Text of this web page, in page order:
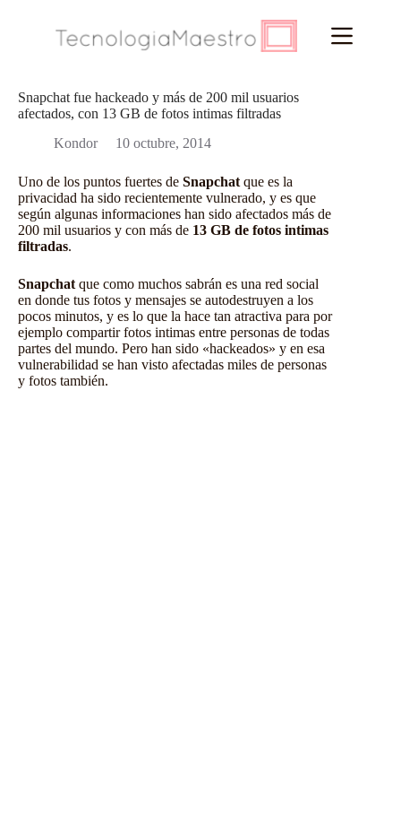
Snapchat fue hackeado y más de 200 mil usuarios
afectados, con 13 GB de fotos intimas filtradas
Kondor
10 octubre, 2014
Uno de los puntos fuertes de Snapchat que es la
privacidad ha sido recientemente vulnerado, y es que
según algunas informaciones han sido afectados más de
200 mil usuarios y con más de 13 GB de fotos intimas
filtradas.
Snapchat que como muchos sabrán es una red social
en donde tus fotos y mensajes se autodestruyen a los
pocos minutos, y es lo que la hace tan atractiva para por
ejemplo compartir fotos intimas entre personas de todas
partes del mundo. Pero han sido «hackeados» y en esa
vulnerabilidad se han visto afectadas miles de personas
y fotos también.